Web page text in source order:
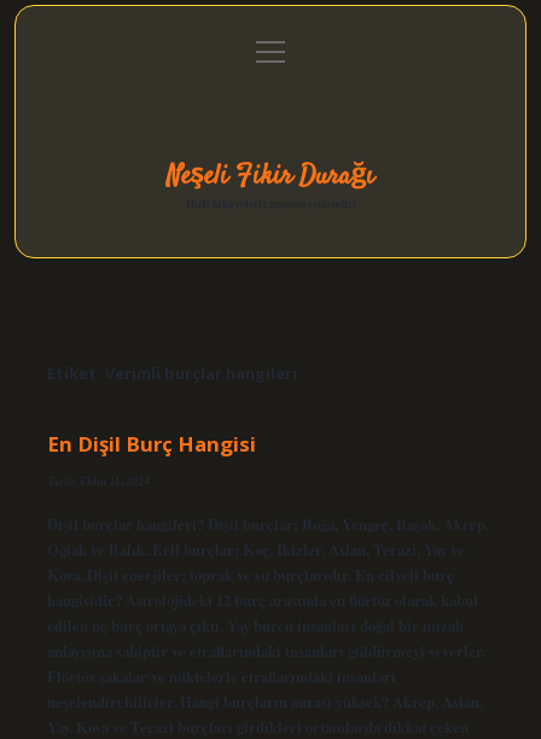
Gizlilik Politikası
menüyü
aç
Neşeli Fikir Durağı
Etiket: Verimli burçlar hangileri
En Dişil Burç Hangisi
Tarih: Ekim 21, 2024
Dişil burçlar hangileri? Dişil burçlar; Boğa, Yengeç, Başak, Akrep,
Oğlak ve Balık. Eril burçlar; Koç, İkizler, Aslan, Terazi, Yay ve
Kova. Dişil enerjiler; toprak ve su burçlarıdır. En cilveli burç
hangisidir? Astrolojideki 12 burç arasında en flörtöz olarak kabul
edilen üç burç ortaya çıktı. Yay burcu insanları doğal bir mizah
anlayışına sahiptir ve etraflarındaki insanları güldürmeyi severler.
Flörtöz şakalar ve nüktelerle etraflarındaki insanları
neşelendirebilirler. Hangi burçların aurası yüksek? Akrep, Aslan,
Yay, Kova ve Terazi burçları girdikleri ortamlarda dikkat çeken